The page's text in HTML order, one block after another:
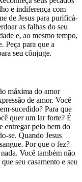
e indiferença com
de Jesus para purificá-
as falhas do seu
e, ao mesmo tempo,
Peça para que a
seu cônjuge.
máxima do amor
de amor. Você
sucedido? Para que
quer um lar forte? É
entregar pelo bem do
se. Quando Jesus
Por que o fez?
Você também não
seu casamento e seu